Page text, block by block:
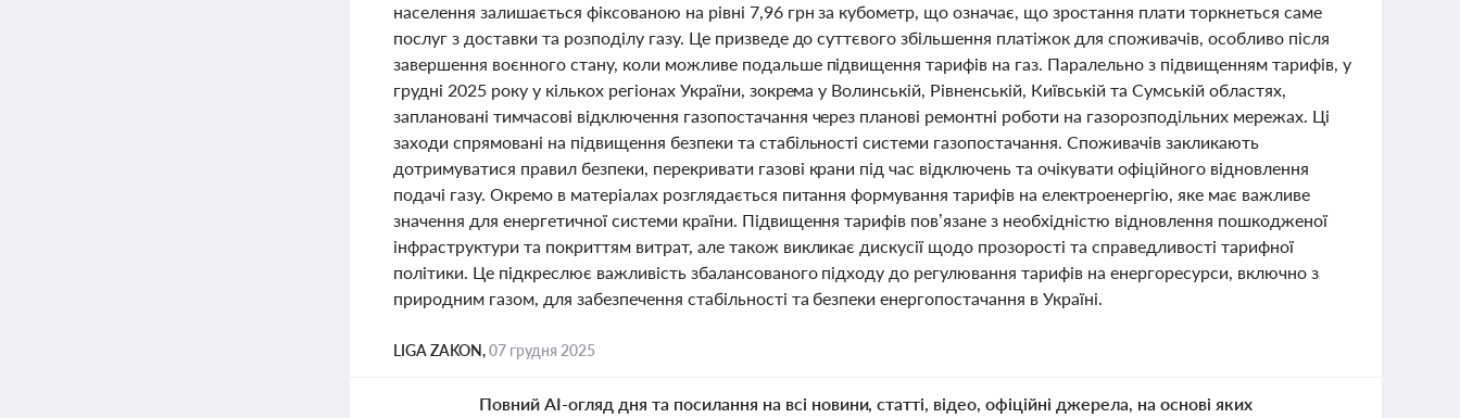
населення залишається фіксованою на рівні 7,96 грн за кубометр, що означає, що зростання плати торкнеться саме
послуг з доставки та розподілу газу. Це призведе до суттєвого збільшення платіжок для споживачів, особливо після
завершення воєнного стану, коли можливе подальше підвищення тарифів на газ. Паралельно з підвищенням тарифів, у
грудні 2025 року у кількох регіонах України, зокрема у Волинській, Рівненській, Київській та Сумській областях,
заплановані тимчасові відключення газопостачання через планові ремонтні роботи на газорозподільних мережах. Ці
заходи спрямовані на підвищення безпеки та стабільності системи газопостачання. Споживачів закликають
дотримуватися правил безпеки, перекривати газові крани під час відключень та очікувати офіційного відновлення
подачі газу. Окремо в матеріалах розглядається питання формування тарифів на електроенергію, яке має важливе
значення для енергетичної системи країни. Підвищення тарифів пов’язане з необхідністю відновлення пошкодженої
інфраструктури та покриттям витрат, але також викликає дискусії щодо прозорості та справедливості тарифної
політики. Це підкреслює важливість збалансованого підходу до регулювання тарифів на енергоресурси, включно з
природним газом, для забезпечення стабільності та безпеки енергопостачання в Україні.
LIGA ZAKON,07 грудня 2025
Повний AI-огляд дня та посилання на всі новини, статті, відео, офіційні джерела, на основі яких